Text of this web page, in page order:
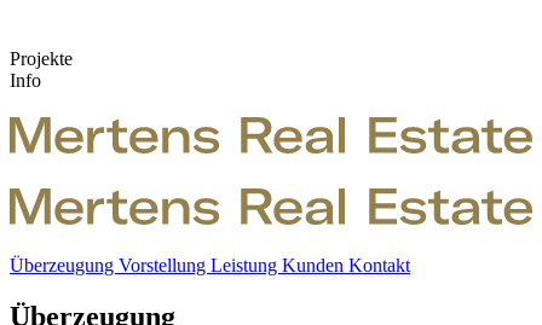
Projekte
Info
Überzeugung Vorstellung Leistung Kunden Kontakt
Überzeugung